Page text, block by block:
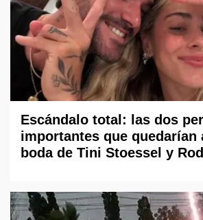
Escándalo total: las dos
importantes que quedarían
boda de Tini Stoessel y